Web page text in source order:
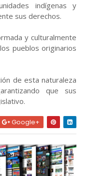
indígenas y
sus derechos.
y culturalmente
pueblos originarios
de esta naturaleza
que sus
Google+